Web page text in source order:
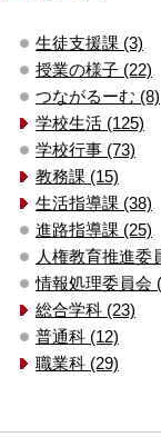
生徒支援課 (3)
授業の様子 (22)
つながるーむ (8)
学校生活 (125)
学校行事 (73)
教務課 (15)
生活指導課 (38)
進路指導課 (25)
人権教育推進委
情報処理委員会
総合学科 (23)
普通科 (12)
職業科 (29)